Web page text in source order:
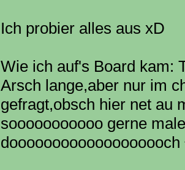
Ich probier alles aus xD
Wie ich auf's Board kam:
Arsch lange,aber nur im
gefragt,obsch hier net au
sooooooooooo gerne